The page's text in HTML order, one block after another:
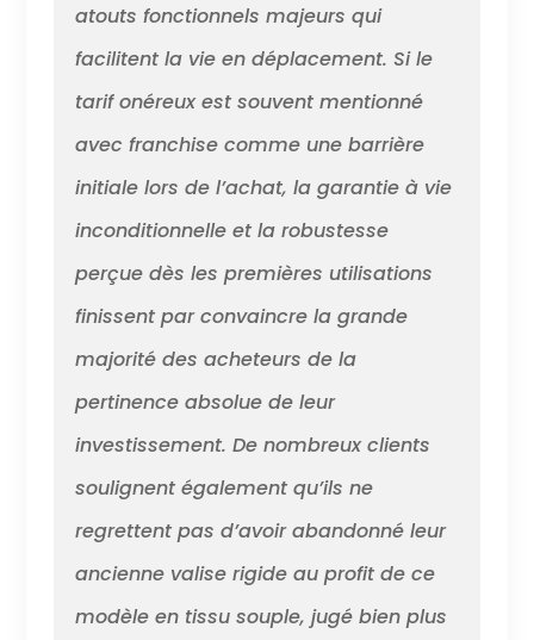
atouts fonctionnels majeurs qui
facilitent la vie en déplacement. Si le
tarif onéreux est souvent mentionné
avec franchise comme une barrière
initiale lors de l’achat, la garantie à vie
inconditionnelle et la robustesse
perçue dès les premières utilisations
finissent par convaincre la grande
majorité des acheteurs de la
pertinence absolue de leur
investissement. De nombreux clients
soulignent également qu’ils ne
regrettent pas d’avoir abandonné leur
ancienne valise rigide au profit de ce
modèle en tissu souple, jugé bien plus